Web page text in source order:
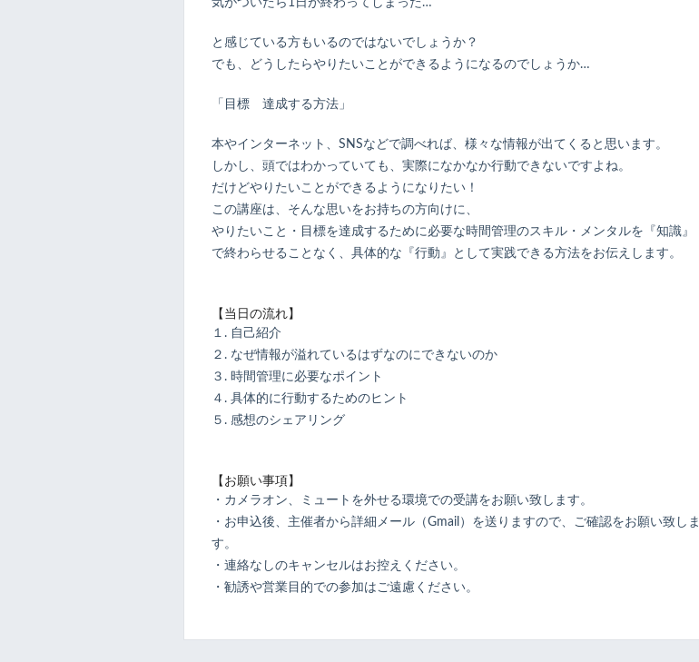
気がついたら1日が終わってしまった…
と感じている方もいるのではないでしょうか？
でも、どうしたらやりたいことができるようになるのでしょうか…
「目標 達成する方法」
本やインターネット、SNSなどで調べれば、様々な情報が出てくると思います。
しかし、頭ではわかっていても、実際になかなか行動できないですよね。
だけどやりたいことができるようになりたい！
この講座は、そんな思いをお持ちの方向けに、
やりたいこと・目標を達成するために必要な時間管理のスキル・メンタルを『知識』
で終わらせることなく、具体的な『行動』として実践できる方法をお伝えします。
【当日の流れ】
１. 自己紹介
２. なぜ情報が溢れているはずなのにできないのか
３. 時間管理に必要なポイント
４. 具体的に行動するためのヒント
５. 感想のシェアリング
【お願い事項】
・カメラオン、ミュートを外せる環境での受講をお願い致します。
・お申込後、主催者から詳細メール（Gmail）を送りますので、ご確認をお願い致しま
す。
・連絡なしのキャンセルはお控えください。
・勧誘や営業目的での参加はご遠慮ください。